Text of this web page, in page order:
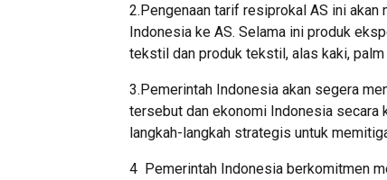
2.Pengenaan tarif resiprokal AS ini
Indonesia ke AS. Selama ini produk
tekstil dan produk tekstil, alas kaki,
3.Pemerintah Indonesia akan segera
tersebut dan ekonomi Indonesia secara
langkah-langkah strategis untuk
4 Pemerintah Indonesia berkomitmen